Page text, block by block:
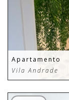
Apartamento
Vila Andrade